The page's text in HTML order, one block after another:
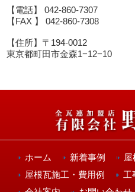
【電話】 042-860-7307
【FAX 】 042-860-7308
【住所】〒194-0012
東京都町田市金森1−12−10
ホーム 新着事例
屋根瓦施工・費用例
工